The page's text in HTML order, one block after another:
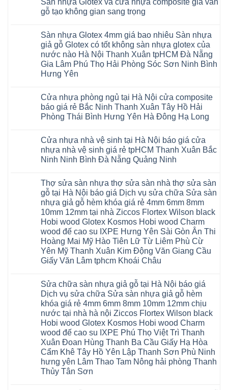
Giấy
Tây
Hồ
Yên
TpHCM
Bình
Dương
Huế
Cần
Thơ
Đà
Đức
Hoài
Đức
Ninh
Phòng
Tứ
Kỳ
Đan
Phượng
Quảng
Ninh
Thanh
Miện
Nghệ
An
Thanh
Hà
Bình
Thái
Bình
Thanh
Phụ
Phú
Thọ
Lào
Tuyên
Quang
1m2
tại
Dương
Đà
Nẵng
Khánh
Hải
Phòng
Hưng
Yên
Nghệ
An
Quảng
Thọ
Bắc
Ninh
Tuyên
minh
chống
cong
ngót
Gia
Lâm
Thanh
Xuân
Hà
Nội
Từ
Liêm
Đan
Phượng
Bình
Hải
Phòng
trường
rộng
khách
hàng
quan
tâm
cao
Hà
Quảng
Ninh
Nghệ
An
Bắc
Ninh
Tuyên
Nguyên
Hobiwood
4mm
6mm
hèm
khóa
uy
tín
hàng
đầu
đã
định
tại
Việt
Nam
bình
luận
ở
Glotex
Sàn
nhựa
Fukione
giả
gỗ
4mm
6mm
đế
cao
su
Sàn nhựa Glotex và cửa nhựa composite giả vân
gỗ tạo không gian sang trọng
bình
luận
ở
Sàn
nhựa
Glotex
và
composite
giả
vân
gỗ
tạo
sang
trọng
Sàn nhựa Glotex 4mm giá bao nhiêu Sàn nhựa
giả gỗ Glotex có tốt không sàn nhựa glotex của
nước nào Hà Nội Thanh Xuân tpHCM Đà Nẵng
Gia Lâm Phú Thọ Hải Phòng Sóc Sơn Ninh Bình
Hưng Yên
bình
luận
ở
Sàn
4mm
giá
bao
nhiêu
Sàn
Glotex
có
tốt
không
sàn
nhựa
glotex
nước
nào
Hà
Nội
tpHCM
Đà
Nẵng
Gia
Phú
Thọ
Phòng
Sóc
Sơn
Ninh
Bình
Hưng
Yên
Cửa nhựa phòng ngủ tại Hà Nội cửa composite
báo giá rẻ Bắc Ninh Thanh Xuân Tây Hồ Hải
Phòng Thái Bình Hưng Yên Hà Đông Hạ Long
bình
luận
ở
Cửa
ngủ
tại
Hà
Nội
cửa
composite
báo
giá
rẻ
Bắc
Ninh
Thanh
Xuân
Hải
Phòng
Thái
Bình
Hưng
Yên
Hà
Đông
Hạ
Long
Cửa nhựa nhà vệ sinh tại Hà Nội báo giá cửa
nhựa nhà vệ sinh giá rẻ tpHCM Thanh Xuân Bắc
Ninh Ninh Bình Đà Nẵng Quảng Ninh
bình
luận
ở
Cửa
nhựa
nhà
vệ
sinh
tại
Hà
Nội
giá
nhà
sinh
giá
tpHCM
Thanh
Bắc
Ninh
Ninh
Bình
Đà
Nẵng
Quảng
Thợ sửa sàn nhựa thợ sửa sàn nhà thợ sửa sàn
gỗ tại Hà Nội báo giá Dịch vụ sửa chữa Sửa sàn
nhựa giả gỗ hèm khóa giá rẻ 4mm 6mm 8mm
10mm 12mm tại nhà Ziccos Flortex Wilson black
Hobi wood Glotex Kosmos Hobi wood Charm
wood đế cao su IXPE Hưng Yên Sài Gòn Ân Thi
Hoàng Mai Mỹ Hào Tiên Lữ Từ Liêm Phù Cừ
Yên Mỹ Thanh Xuân Kim Động Văn Giang Cầu
Giấy Văn Lâm tphcm Khoái Châu
bình
luận
ở
Thợ
sửa
sàn
nhựa
thợ
sửa
sàn
nhà
sửa
sàn
Sửa chữa sàn nhựa giả gỗ tại Hà Nội báo giá
Dịch vụ sửa chữa Sửa sàn nhựa giả gỗ hèm
khóa giá rẻ 4mm 6mm 8mm 10mm 12mm chịu
nước tại nhà hà nội Ziccos Flortex Wilson black
Hobi wood Glotex Kosmos Hobi wood Charm
wood đế cao su IXPE Phú Thọ Việt Trì Thanh
Xuân Đoan Hùng Thanh Ba Cầu Giấy Hạ Hòa
Cẩm Khê Tây Hồ Yên Lập Thanh Sơn Phù Ninh
hưng yên Lâm Thao Tam Nông hải phòng Thanh
Thủy Tân Sơn